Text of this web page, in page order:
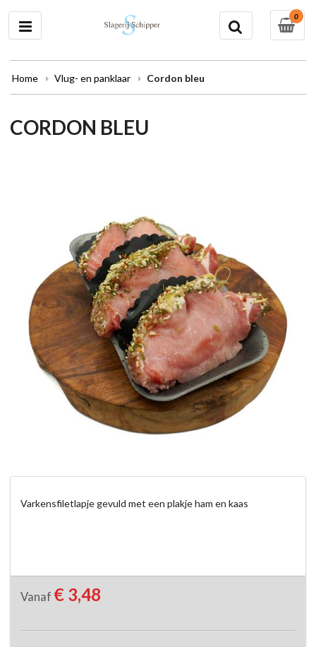
0
Home Vlug- en panklaar Cordon bleu
CORDON BLEU
Varkensfiletlapje gevuld met een plakje ham en kaas
Vanaf € 3,48